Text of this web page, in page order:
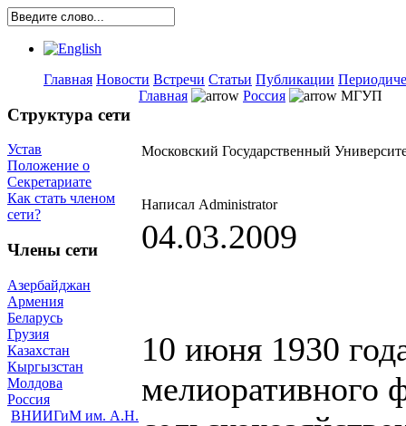
Главная Новости Встречи Статьи Публикации
Структура сети
Устав
Положение о
Секретариате
Как стать членом
сети?
Члены сети
Азербайджан
Армения
Беларусь
Грузия
Казахстан
Кыргызстан
Молдова
Россия
ВНИИГиМ им. А.Н.
Главная Россия МГУП
Московский Государственный
Написал Administrator
04.03.2009
10 июня 1930
мелиоративного